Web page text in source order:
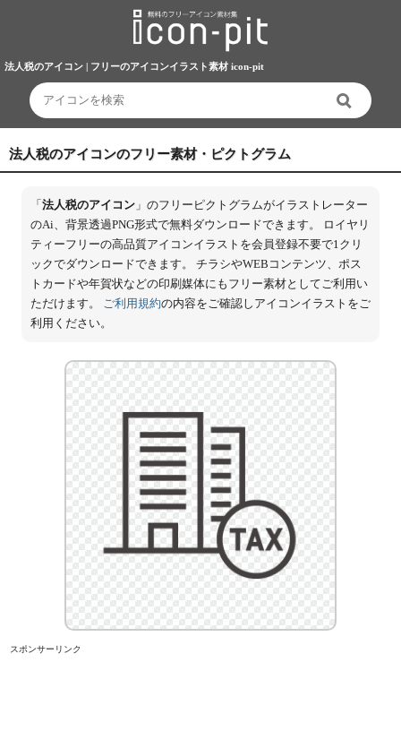
法人税のアイコン | フリーのアイコンイラスト素材 icon-pit
法人税のアイコンのフリー素材・ピクトグラム
「 法人税のアイコン」のフリーピクトグラムがイラストレーター
のAi、背景透過PNG形式で無料ダウンロードできます。 ロイヤリ
ティーフリーの高品質アイコンイラストを会員登録不要で1クリ
ックでダウンロードできます。 チラシやWEBコンテンツ、ポス
トカードや年賀状などの印刷媒体にもフリー素材としてご利用い
ただけます。 ご利用規約の内容をご確認しアイコンイラストをご
利用ください。
スポンサーリンク